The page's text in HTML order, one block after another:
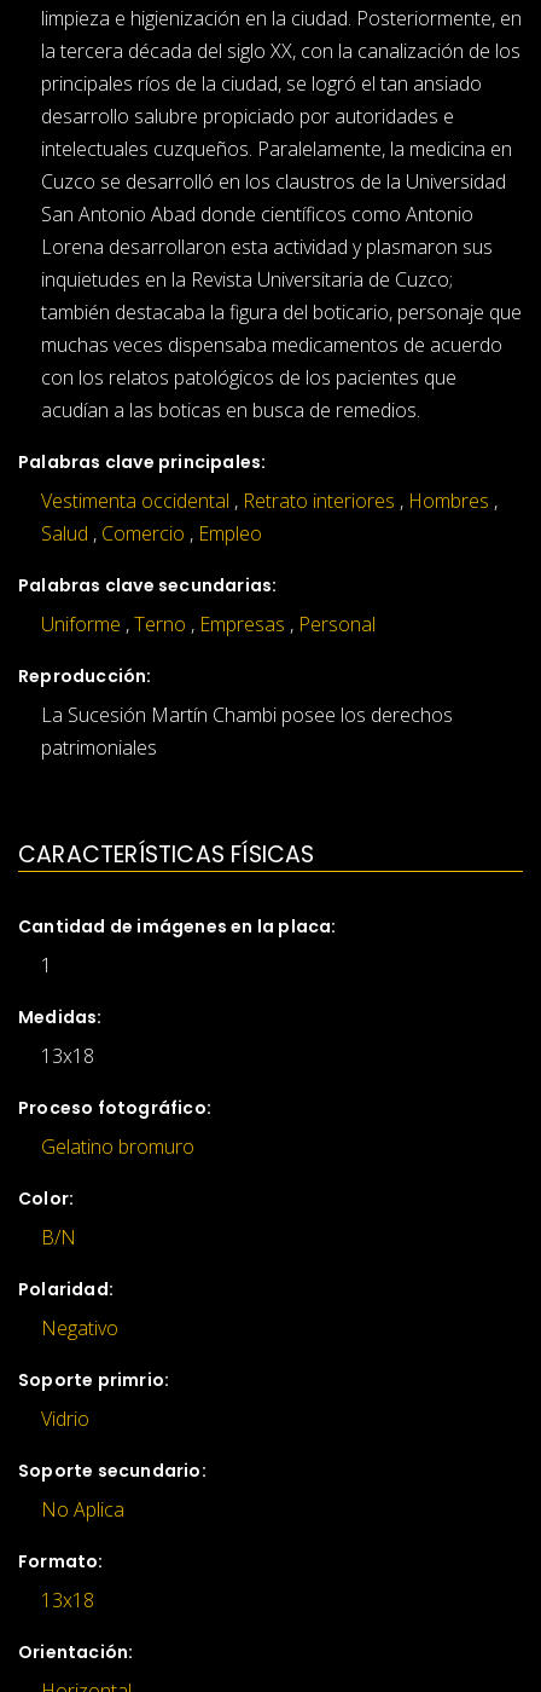
limpieza e higienización en la ciudad. Posteriormente, en
la tercera década del siglo XX, con la canalización de los
principales ríos de la ciudad, se logró el tan ansiado
desarrollo salubre propiciado por autoridades e
intelectuales cuzqueños. Paralelamente, la medicina en
Cuzco se desarrolló en los claustros de la Universidad
San Antonio Abad donde científicos como Antonio
Lorena desarrollaron esta actividad y plasmaron sus
inquietudes en la Revista Universitaria de Cuzco;
también destacaba la figura del boticario, personaje que
muchas veces dispensaba medicamentos de acuerdo
con los relatos patológicos de los pacientes que
acudían a las boticas en busca de remedios.
Palabras clave principales:
Vestimenta occidental , Retrato interiores , Hombres ,
Salud , Comercio , Empleo
Palabras clave secundarias:
Uniforme ,Terno , Empresas , Personal
Reproducción:
La Sucesión Martín Chambi posee los derechos
patrimoniales
CARACTERÍSTICAS FÍSICAS
Cantidad de imágenes en la placa:
1
Medidas:
13x18
Proceso fotográfico:
Gelatino bromuro
Color:
B/N
Polaridad:
Negativo
Soporte primrio:
Vidrio
Soporte secundario:
No Aplica
Formato:
13x18
Orientación: